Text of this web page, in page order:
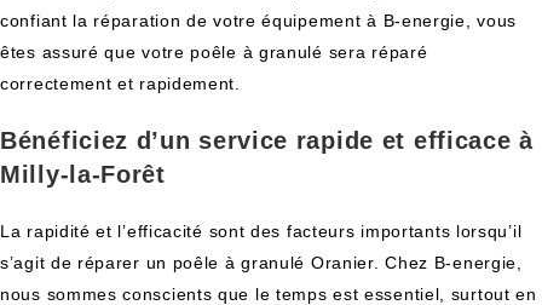
confiant la réparation de votre équipement à B-energie, vous
êtes assuré que votre poêle à granulé sera réparé
correctement et rapidement.
Bénéficiez d’un service rapide et efficace à
Milly-la-Forêt
La rapidité et l’efficacité sont des facteurs importants lorsqu’il
s’agit de réparer un poêle à granulé Oranier. Chez B-energie,
nous sommes conscients que le temps est essentiel, surtout en